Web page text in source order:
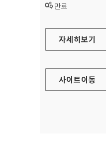
상태 :
만료
서울수중재활
자세히보기
사이트이동